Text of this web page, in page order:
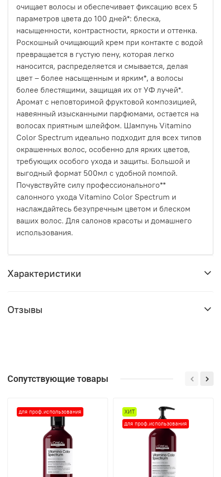
очищает волосы и обеспечивает фиксацию всех 5
параметров цвета до 100 дней*: блеска,
насыщенности, контрастности, яркости и оттенка.
Роскошный очищающий крем при контакте с водой
превращается в густую пену, которая легко
наносится, распределяется и смывается, делая
цвет – более насыщенным и ярким*, а волосы
более блестящими, защищая их от УФ лучей*.
Аромат с неповторимой фруктовой композицией,
навеянный изысканными парфюмами, остается на
волосах приятным шлейфом. Шампунь Vitamino
Color Spectrum идеально подходит для всех типов
окрашенных волос, особенно для ярких цветов,
требующих особого ухода и защиты. Большой и
выгодный формат 500мл с удобной помпой.
Почувствуйте силу профессионального**
салонного ухода Vitamino Color Spectrum и
наслаждайтесь безупречным цветом и блеском
ваших волос. Для салонов красоты и домашнего
использования.
Характеристики
Отзывы
Сопутствующие товары
для проф.использования
ХИТ
для проф.использования